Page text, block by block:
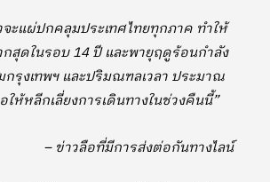
ะแผ่ปกคลุมประเทศไทยทุกภาค ทำให้
สุดในรอบ 14 ปี และพายุฤดูร้อนกำลัง
กรุงเทพฯ และปริมณฑลเวลา ประมาณ
ห้หลีกเลี่ยงการเดินทางในช่วงคืนนี้”
– ข่าวลือที่มีการส่งต่อกันทางไลน์